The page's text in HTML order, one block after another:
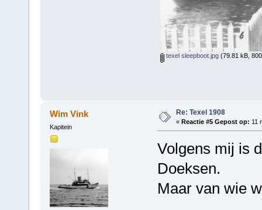
texel sleepboot.jpg(79.81 kB,
Wim Vink
Kapitein
Re: Texel 1908
« Reactie #5 Gepost op: 11
Volgens mij is
Doeksen.
Maar van wie